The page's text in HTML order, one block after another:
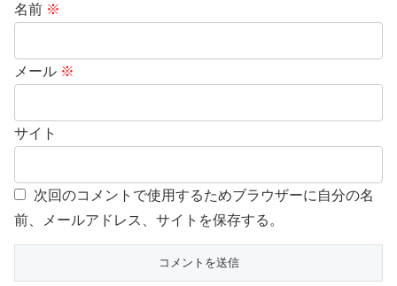
名前 ※
メール ※
サイト
次回のコメントで使用するためブラウザーに自分の名
前、メールアドレス、サイトを保存する。